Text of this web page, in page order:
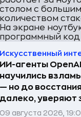
Искусственный
ИИ-агенты
научились
— но до
далеко, уверяют
09 августа 2026,